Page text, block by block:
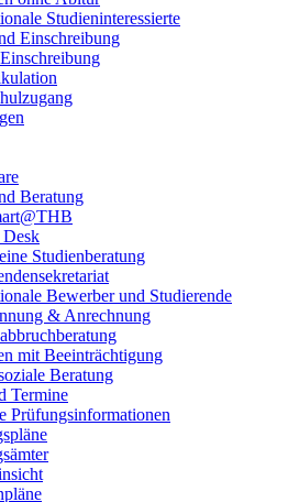
Studieninteressierte
Einschreibung
Beratung
Desk
Studienberatung
Bewerber und Studierende
& Anrechnung
mit Beeinträchtigung
Beratung
Termine
Prüfungsinformationen